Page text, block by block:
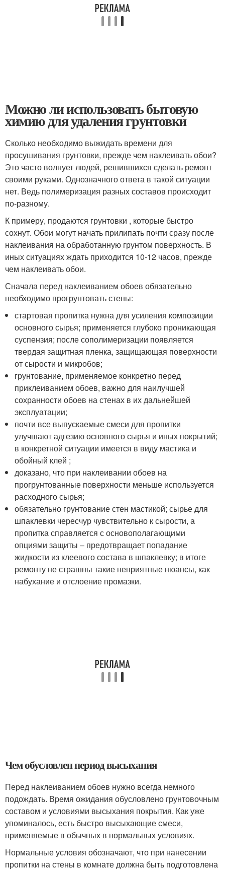
Можно ли использовать бытовую
химию для удаления грунтовки
Сколько необходимо выжидать времени для
просушивания грунтовки, прежде чем наклеивать обои?
Это часто волнует людей, решившихся сделать ремонт
своими руками. Однозначного ответа в такой ситуации
нет. Ведь полимеризация разных составов происходит
по-разному.
К примеру, продаются грунтовки , которые быстро
сохнут. Обои могут начать прилипать почти сразу после
наклеивания на обработанную грунтом поверхность. В
иных ситуациях ждать приходится 10-12 часов, прежде
чем наклеивать обои.
Сначала перед наклеиванием обоев обязательно
необходимо прогрунтовать стены:
стартовая пропитка нужна для усиления композиции
основного сырья; применяется глубоко проникающая
суспензия; после сополимеризации появляется
твердая защитная пленка, защищающая поверхности
от сырости и микробов;
грунтование, применяемое конкретно перед
приклеиванием обоев, важно для наилучшей
сохранности обоев на стенах в их дальнейшей
эксплуатации;
почти все выпускаемые смеси для пропитки
улучшают адгезию основного сырья и иных покрытий;
в конкретной ситуации имеется в виду мастика и
обойный клей ;
доказано, что при наклеивании обоев на
прогрунтованные поверхности меньше используется
расходного сырья;
обязательно грунтование стен мастикой; сырье для
шпаклевки чересчур чувствительно к сырости, а
пропитка справляется с основополагающими
опциями защиты – предотвращает попадание
жидкости из клеевого состава в шпаклевку; в итоге
ремонту не страшны такие неприятные нюансы, как
набухание и отслоение промазки.
Чем обусловлен период высыхания
Перед наклеиванием обоев нужно всегда немного
подождать. Время ожидания обусловлено грунтовочным
составом и условиями высыхания покрытия. Как уже
упоминалось, есть быстро высыхающие смеси,
применяемые в обычных в нормальных условиях.
Нормальные условия обозначают, что при нанесении
пропитки на стены в комнате должна быть подготовлена